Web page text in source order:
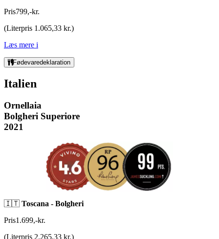
Pris799,-kr.
(Literpris 1.065,33 kr.)
Læs mere i
Fødevaredeklaration
Italien
Ornellaia
Bolgheri Superiore
2021
🇮🇹 Toscana - Bolgheri
Pris1.699,-kr.
(Literpris 2.265,33 kr.)